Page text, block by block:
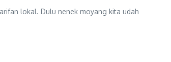
lokal. Dulu nenek moyang kita udah